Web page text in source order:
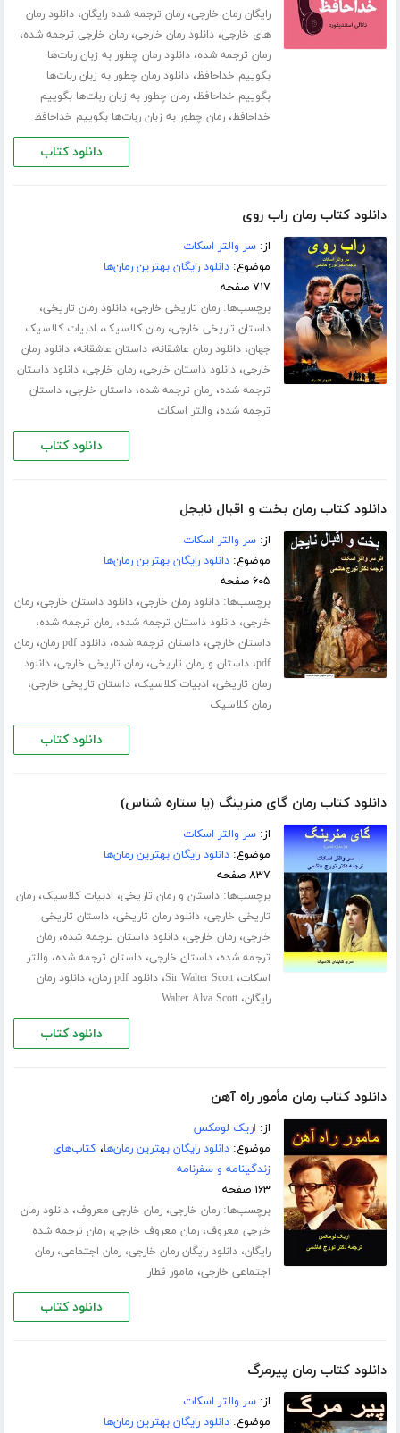
رایگان رمان خارجی،رمان ترجمه شده رایگان،دانلود رمان
های خارجی،دانلود رمان خارجی،رمان خارجی ترجمه شده،
رمان ترجمه شده،دانلود رمان چطور به زبان ربات‌ها
بگوییم خداحافظ،دانلود رمان چطور به زبان ربات‌ها
بگوییم خداحافظ،رمان چطور به زبان ربات‌ها بگوییم
خداحافظ،رمان چطور به زبان ربات‌ها بگوییم خداحافظ
دانلود کتاب
دانلود کتاب رمان راب روی
از:سر والتر اسکات
موضوع:دانلود رایگان بهترین رمان‌ها
۷۱۷ صفحه
برچسب‌ها:رمان تاریخی خارجی،دانلود رمان تاریخی،
داستان تاریخی خارجی،رمان کلاسیک، ادبیات کلاسیک
جهان،دانلود رمان عاشقانه،داستان عاشقانه،دانلود رمان
خارجی،دانلود داستان خارجی،رمان خارجی،دانلود داستان
ترجمه شده،رمان ترجمه شده،داستان خارجی،داستان
ترجمه شده، والتر اسکات
دانلود کتاب
دانلود کتاب رمان بخت و اقبال نایجل
از:سر والتر اسکات
موضوع:دانلود رایگان بهترین رمان‌ها
۶۰۵ صفحه
برچسب‌ها:دانلود رمان خارجی،دانلود داستان خارجی،رمان
خارجی،دانلود داستان ترجمه شده،رمان ترجمه شده،
داستان خارجی،داستان ترجمه شده،دانلود pdf رمان ،رمان
pdf،داستان و رمان تاریخی،رمان تاریخی خارجی،دانلود
رمان تاریخی، ادبیات کلاسیک،داستان تاریخی خارجی،
رمان کلاسیک
دانلود کتاب
دانلود کتاب رمان گای منرینگ (یا ستاره شناس)
از:سر والتر اسکات
موضوع:دانلود رایگان بهترین رمان‌ها
۸۳۷ صفحه
برچسب‌ها:داستان و رمان تاریخی، ادبیات کلاسیک،رمان
تاریخی خارجی،دانلود رمان تاریخی،داستان تاریخی
خارجی،رمان خارجی،دانلود داستان ترجمه شده،رمان
ترجمه شده،داستان خارجی،داستان ترجمه شده، والتر
اسکات،Sir Walter Scott،دانلود pdf رمان ،دانلود رمان
رایگان،Walter Alva Scott
دانلود کتاب
دانلود کتاب رمان مأمور راه آهن
از: اریک لومکس
موضوع:دانلود رایگان بهترین رمان‌ها،کتاب‌های
زندگینامه و سفرنامه
۱۶۳ صفحه
برچسب‌ها:رمان خارجی،رمان خارجی معروف،دانلود رمان
خارجی معروف،رمان معروف خارجی،رمان ترجمه شده
رایگان،دانلود رایگان رمان خارجی،رمان اجتماعی،رمان
اجتماعی خارجی، مامور قطار
دانلود کتاب
دانلود کتاب رمان پیرمرگ
از:سر والتر اسکات
موضوع:دانلود رایگان بهترین رمان‌ها